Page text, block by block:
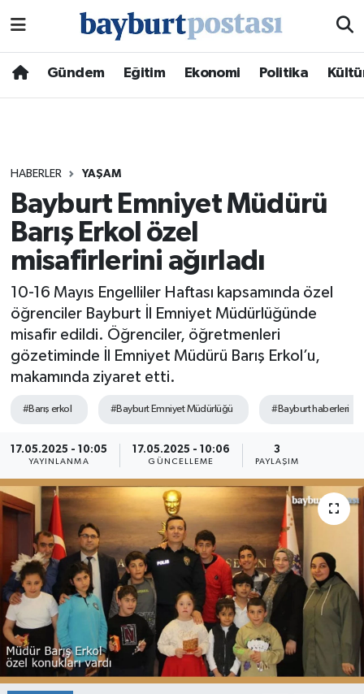
Gündem Eğitim Ekonomi Politika
HABERLER YAŞAM
Bayburt Emniyet Müdürü
Barış Erkol özel
misafirlerini ağırladı
10-16 Mayıs Engelliler Haftası kapsamında özel
öğrenciler Bayburt İl Emniyet Müdürlüğünde
misafir edildi. Öğrenciler, öğretmenleri
gözetiminde İl Emniyet Müdürü Barış Erkol’u,
makamında ziyaret etti.
#Barış erkol #Bayburt Emniyet Müdürlüğü #Bayburt haberleri
17.05.2025 - 10:05
YAYINLANMA
17.05.2025 - 10:06
GÜNCELLEME
3
PAYLAŞIM
Hava Durumu
Süper Lig Puan Durumu ve Fikstür
Tüm Manşetler
Son Dakika Haberleri
Haber Arşivi